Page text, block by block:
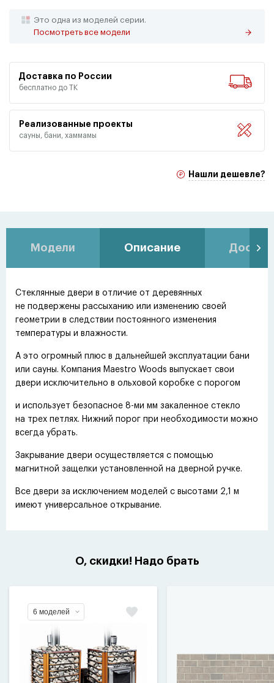
Это одна из моделей серии.
Посмотреть все модели
Доставка по России
бесплатно до ТК
Реализованные проекты
сауны, бани, хаммамы
Нашли дешевле?
Модели Описание
Стеклянные двери в отличие от деревянных
не подвержены рассыханию или изменению своей
геометрии в следствии постоянного изменения
температуры и влажности.
А это огромный плюс в дальнейшей эксплуатации бани
или сауны. Компания Maestro Woods выпускает свои
двери исключительно в ольховой коробке с порогом
и использует безопасное 8-ми мм закаленное стекло
на трех петлях. Нижний порог при необходимости можно
всегда убрать.
Закрывание двери осуществляется с помощью
магнитной защелки установленной на дверной ручке.
Все двери за исключением моделей с высотами 2,1 м
имеют универсальное открывание.
О, скидки! Надо брать
6 моделей